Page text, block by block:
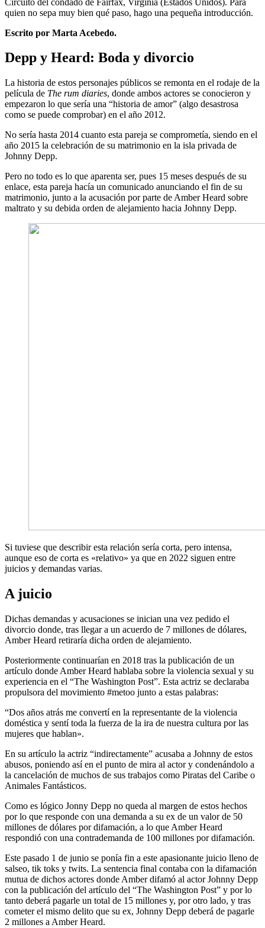
quien no sepa muy bien qué paso, hago una pequeña introducción.
Escrito por Marta Acebedo.
Depp y Heard: Boda y divorcio
La historia de estos personajes públicos se remonta en el rodaje de la
película de The rum diaries, donde ambos actores se conocieron y
empezaron lo que sería una “historia de amor” (algo desastrosa
como se puede comprobar) en el año 2012.
No sería hasta 2014 cuanto esta pareja se comprometía, siendo en el
año 2015 la celebración de su matrimonio en la isla privada de
Johnny Depp.
Pero no todo es lo que aparenta ser, pues 15 meses después de su
enlace, esta pareja hacía un comunicado anunciando el fin de su
matrimonio, junto a la acusación por parte de Amber Heard sobre
maltrato y su debida orden de alejamiento hacia Johnny Depp.
Si tuviese que describir esta relación sería corta, pero intensa,
aunque eso de corta es «relativo» ya que en 2022 siguen entre
juicios y demandas varias.
A juicio
Dichas demandas y acusaciones se inician una vez pedido el
divorcio donde, tras llegar a un acuerdo de 7 millones de dólares,
Amber Heard retiraría dicha orden de alejamiento.
Posteriormente continuarían en 2018 tras la publicación de un
artículo donde Amber Heard hablaba sobre la violencia sexual y su
experiencia en el “The Washington Post”. Esta actriz se declaraba
propulsora del movimiento #metoo junto a estas palabras:
“Dos años atrás me convertí en la representante de la violencia
doméstica y sentí toda la fuerza de la ira de nuestra cultura por las
mujeres que hablan».
En su artículo la actriz “indirectamente” acusaba a Johnny de estos
abusos, poniendo así en el punto de mira al actor y condenándolo a
la cancelación de muchos de sus trabajos como Piratas del Caribe o
Animales Fantásticos.
Como es lógico Jonny Depp no queda al margen de estos hechos
por lo que responde con una demanda a su ex de un valor de 50
millones de dólares por difamación, a lo que Amber Heard
respondió con una contrademanda de 100 millones por difamación.
Este pasado 1 de junio se ponía fin a este apasionante juicio lleno de
salseo, tik toks y twits. La sentencia final contaba con la difamación
mutua de dichos actores donde Amber difamó al actor Johnny Depp
con la publicación del artículo del “The Washington Post” y por lo
tanto deberá pagarle un total de 15 millones y, por otro lado, y tras
cometer el mismo delito que su ex, Johnny Depp deberá de pagarle
2 millones a Amber Heard.